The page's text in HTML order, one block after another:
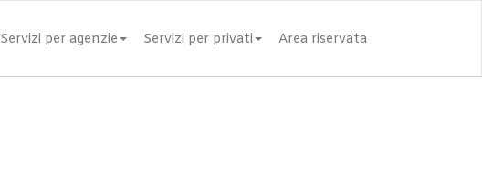
Servizi per agenzie Servizi per privati Area riservata